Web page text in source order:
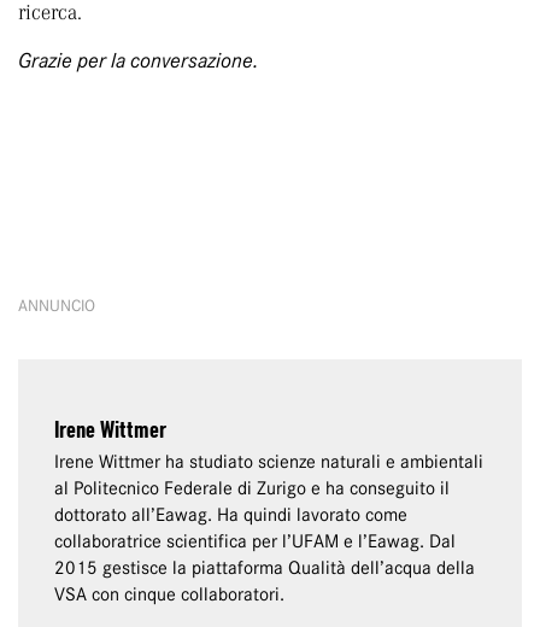
ricerca.
Grazie per la conversazione.
ANNUNCIO
Irene Wittmer
Irene Wittmer ha studiato scienze naturali e ambientali
al Politecnico Federale di Zurigo e ha conseguito il
dottorato all’Eawag. Ha quindi lavorato come
collaboratrice scientifica per l’UFAM e l’Eawag. Dal
2015 gestisce la piattaforma Qualità dell’acqua della
VSA con cinque collaboratori.